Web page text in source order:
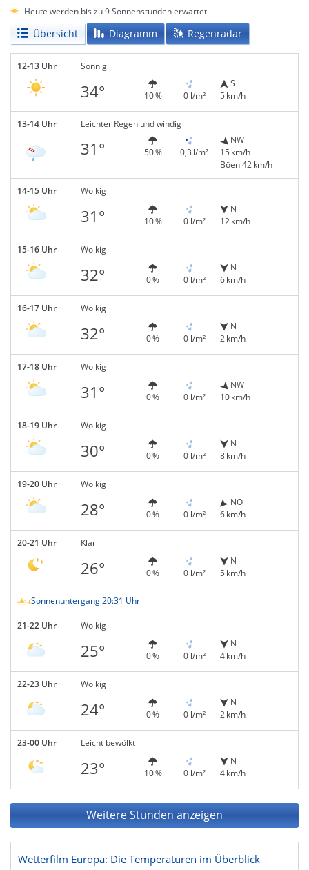
Heute werden bis zu 9 Sonnenstunden erwartet
Übersicht Diagramm Regenradar
12-13 Uhr Sonnig
34° 10 % 0 l/m²
S
5 km/h
13-14 Uhr Leichter Regen und windig
31° 50 % 0,3 l/m²
NW
15 km/h
Böen 42 km/h
14-15 Uhr Wolkig
31° 10 % 0 l/m²
N
12 km/h
15-16 Uhr Wolkig
32° 0 % 0 l/m²
N
6 km/h
16-17 Uhr Wolkig
32° 0 % 0 l/m²
N
2 km/h
17-18 Uhr Wolkig
31° 0 % 0 l/m²
NW
10 km/h
18-19 Uhr Wolkig
30° 0 % 0 l/m²
N
8 km/h
19-20 Uhr Wolkig
28° 0 % 0 l/m²
NO
6 km/h
20-21 Uhr Klar
26° 0 % 0 l/m²
N
5 km/h
Sonnenuntergang 20:31 Uhr
21-22 Uhr Wolkig
25° 0 % 0 l/m²
N
4 km/h
22-23 Uhr Wolkig
24° 0 % 0 l/m²
N
2 km/h
23-00 Uhr Leicht bewölkt
23° 10 % 0 l/m²
N
4 km/h
Weitere Stunden anzeigen
Wetterfilm Europa: Die Temperaturen im Überblick